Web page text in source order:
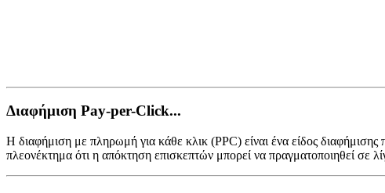
Διαφήμιση Pay-per-Click...
Η διαφήμιση με πληρωμή για κάθε κλικ (PPC) είναι ένα είδος
πλεονέκτημα ότι η απόκτηση επισκεπτών μπορεί να πραγματοποιηθεί σε